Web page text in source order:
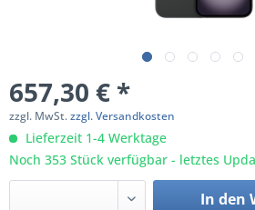
657,30 € *
zzgl. MwSt.zzgl. Versandkosten
Lieferzeit 1-4 Werktage
Noch 353 Stück verfügbar - letztes
In den